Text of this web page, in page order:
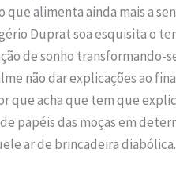
alimenta ainda mais a
Duprat soa esquisita o
de sonho transformando-
não dar explicações ao
que acha que tem que
papéis das moças em
ar de brincadeira diabólica.